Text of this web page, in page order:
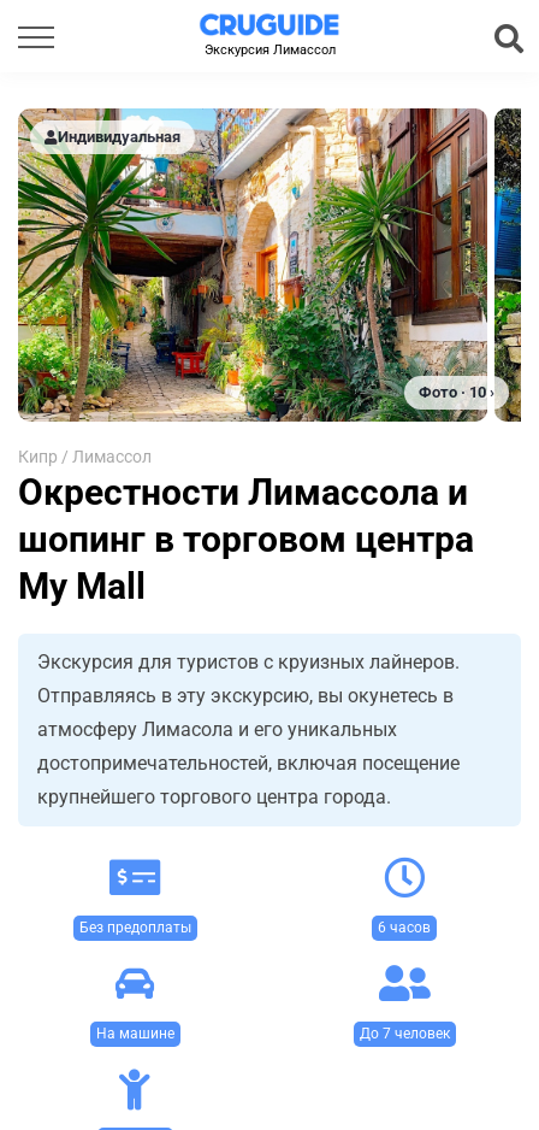
Экскурсия Лимассол
Индивидуальная
Фото · 10 ›
Кипр / Лимассол
Окрестности Лимассола и
шопинг в торговом центра
My Mall
Экскурсия для туристов с круизных лайнеров.
Отправляясь в эту экскурсию, вы окунетесь в
атмосферу Лимасола и его уникальных
достопримечательностей, включая посещение
крупнейшего торгового центра города.
Без предоплаты 6 часов
На машине До 7 человек